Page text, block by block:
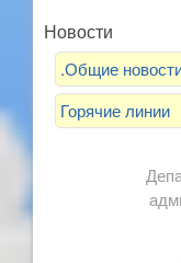
Новости
.Общие
Горячие линии